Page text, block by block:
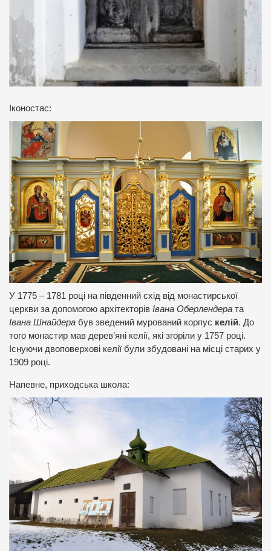
Іконостас:
У 1775 – 1781 році на південний схід від монастирської
церкви за допомогою архітекторів Івана Оберлендера та
Івана Шнайдера був зведений мурований корпус келій. До
того монастир мав дерев’яні келії, які згоріли у 1757 році.
Існуючи двоповерхові келії були збудовані на місці старих у
1909 році.
Напевне, приходська школа: